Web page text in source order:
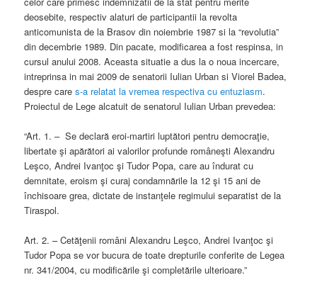
deosebite, respectiv alaturi de participantii la revolta
anticomunista de la Brasov din noiembrie 1987 si la “revolutia”
din decembrie 1989. Din pacate, modificarea a fost respinsa, in
cursul anului 2008. Aceasta situatie a dus la o noua incercare,
intreprinsa in mai 2009 de senatorii Iulian Urban si Viorel Badea,
despre cares-a relatat la vremea respectiva cu entuziasm.
Proiectul de Lege alcatuit de senatorul Iulian Urban prevedea:
“Art. 1. – Se declară eroi-martiri luptători pentru democraţie,
libertate şi apărători ai valorilor profunde româneşti Alexandru
Leşco, Andrei Ivanţoc şi Tudor Popa, care au îndurat cu
demnitate, eroism şi curaj condamnările la 12 şi 15 ani de
închisoare grea, dictate de instanţele regimului separatist de la
Tiraspol.
Art. 2. – Cetăţenii români Alexandru Leşco, Andrei Ivanţoc şi
Tudor Popa se vor bucura de toate drepturile conferite de Legea
nr. 341/2004, cu modificările şi completările ulterioare.”